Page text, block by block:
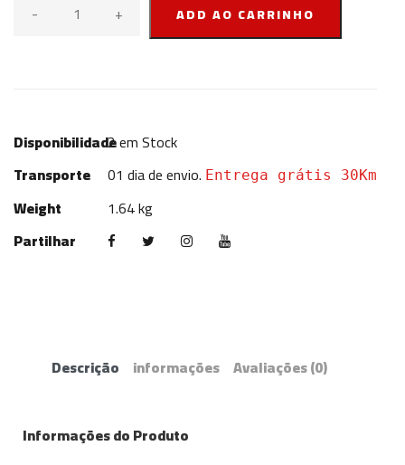
- + ADD AO CARRINHO
Disponibilidade
2em Stock
Transporte
01 dia de envio. Entrega grátis 30Km
Weight
1.64 kg
Partilhar
Descrição informações Avaliações(0)
Informações do Produto